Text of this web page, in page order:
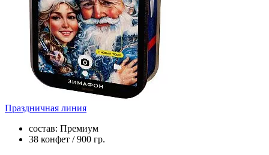
Праздничная линия
состав: Премиум
38 конфет / 900 гр.